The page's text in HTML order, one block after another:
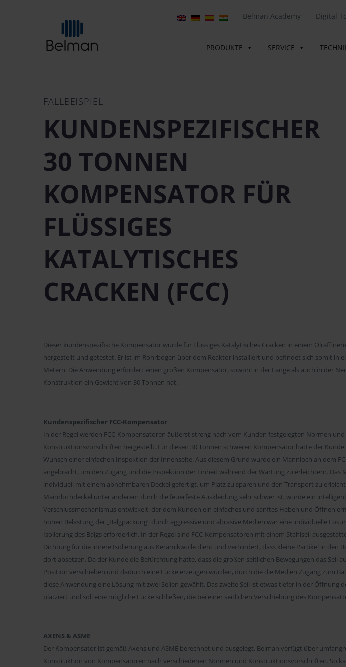
Belman Academy Digital
PRODUKTE SERVICE
FALLBEISPIEL
KUNDENSPEZIFISCHER
30 TONNEN
KOMPENSATOR FÜR
FLÜSSIGES
KATALYTISCHES
CRACKEN (FCC)
Dieser kundenspezifische Kompensator wurde für Flüssiges Katalytisches Cracken in einem
hergestellt und getestet. Er ist im Rohrbogen über dem Reaktor installiert und befindet sich somit in
Metern. Die Anwendung erfordert einen großen Kompensator, sowohl in der Länge als auch in der
Konstruktion ein Gewicht von 30 Tonnen hat.
Kundenspezifischer FCC-Kompensator
In der Regel werden FCC-Kompensatoren äußerst streng nach vom Kunden festgelegten Normen und
Konstruktionsvorschriften hergestellt. Für diesen 30 Tonnen schweren Kompensator hatte der
Wunsch einer einfachen Inspektion der Innenseite. Aus diesem Grund wurde ein Mannloch an dem
angebracht, um den Zugang und die Inspektion der Einheit während der Wartung zu erleichtern. Das
individuell mit einem abnehmbaren Deckel gefertigt, um Platz zu sparen und den Transport zu
Mannlochdeckel unter anderem durch die feuerfeste Auskleidung sehr schwer ist, wurde ein
Verschlussmechanismus entwickelt, der dem Kunden ein einfaches und sanftes Heben und Öffnen
hohen Belastung der „Balgpackung“ durch aggressive und abrasive Medien war eine individuelle
Isolierung des Balgs erforderlich. In der Regel sind FCC-Kompensatoren mit einem Stahlseil
Dichtung für die innere Isolierung aus Keramikwolle dient und verhindert, dass kleine Partikel in den
dort absetzen. Da der Kunde die Befürchtung hatte, dass die großen seitlichen Bewegungen das Seil
Position verschieben und dadurch eine Lücke erzeugen würden, durch die die Medien Zugang zum
diese Anwendung eine Lösung mit zwei Seilen gewählt. Das zweite Seil ist etwas tiefer in der Öffnung
platziert und soll eine mögliche Lücke schließen, die bei einer seitlichen Verschiebung des
AXENS & ASME
Der Kompensator ist gemäß Axens und ASME berechnet und ausgelegt. Belman verfügt über
Konstruktion von Kompensatoren nach verschiedenen Normen und Konstruktionsvorschriften. So